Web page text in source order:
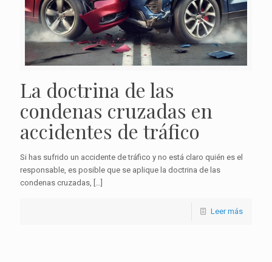
La doctrina de las
condenas cruzadas en
accidentes de tráfico
Si has sufrido un accidente de tráfico y no está claro quién es el
responsable, es posible que se aplique la doctrina de las
condenas cruzadas,
Leer más